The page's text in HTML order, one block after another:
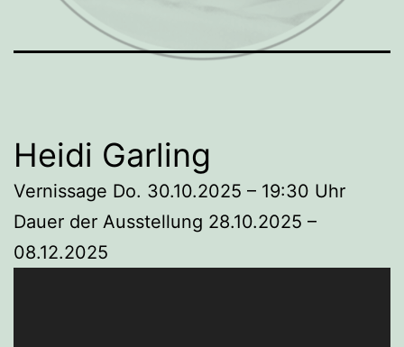
Heidi Garling
Vernissage Do. 30.10.2025 – 19:30 Uhr
Dauer der Ausstellung 28.10.2025 –
08.12.2025